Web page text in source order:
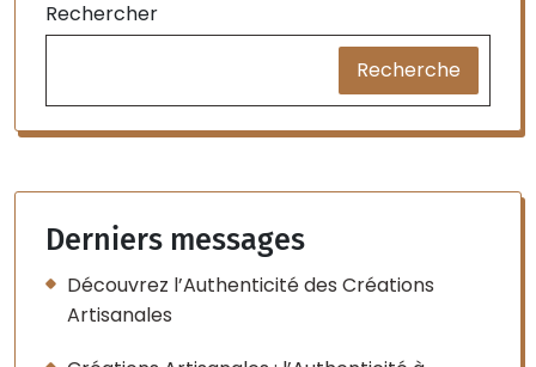
Rechercher
Recherche
Derniers messages
Découvrez l’Authenticité des Créations
Artisanales